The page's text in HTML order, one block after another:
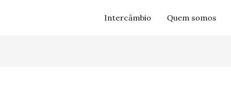
Intercâmbio Quem somos